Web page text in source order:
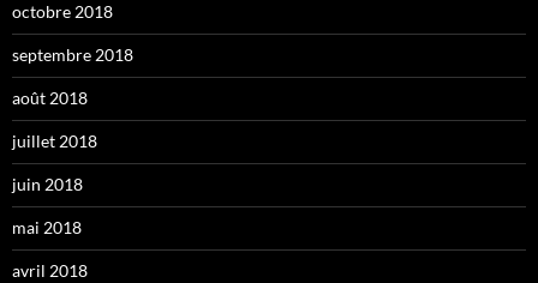
octobre 2018
septembre 2018
août 2018
juillet 2018
juin 2018
mai 2018
avril 2018